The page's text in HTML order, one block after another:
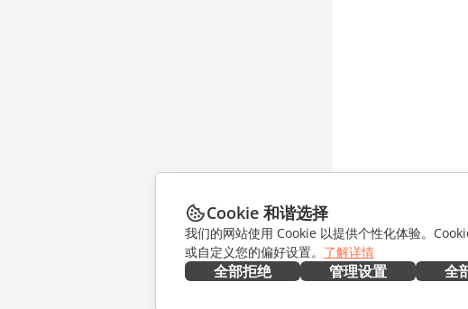
Cookie 和谐选择
我们的网站使用 Cookie 以提供个性化体验。
或自定义您的偏好设置。 了解详情
全部拒绝 管理设置 全